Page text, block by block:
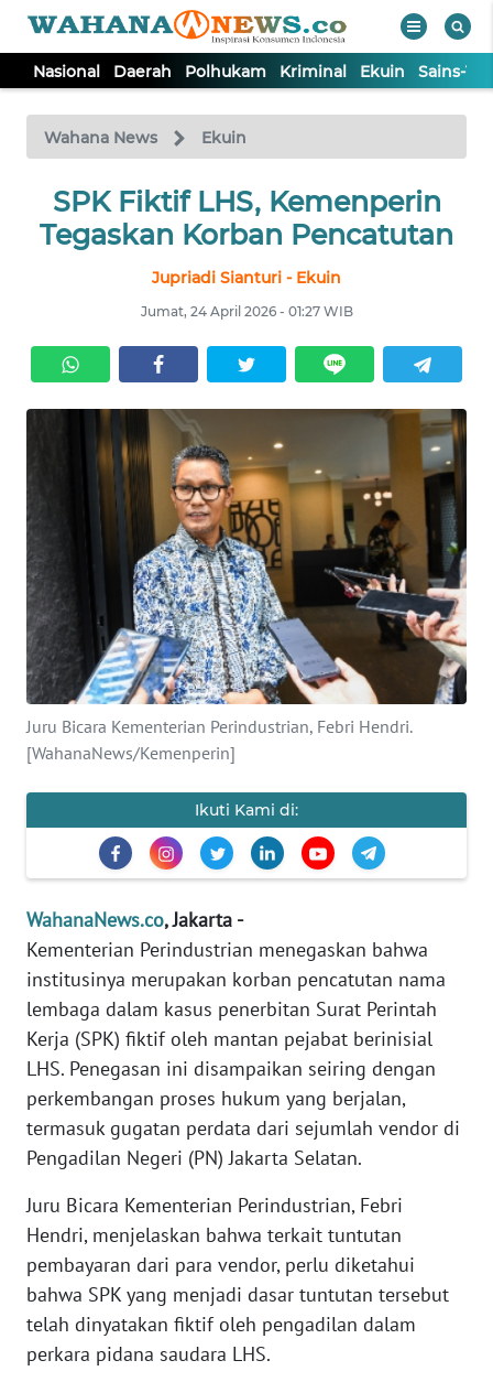
Nasional Daerah Polhukam Kriminal Ekuin Sains-
Wahana News Ekuin
SPK Fiktif LHS, Kemenperin
Tegaskan Korban Pencatutan
Jupriadi Sianturi - Ekuin
Jumat, 24 April 2026 - 01:27 WIB
Juru Bicara Kementerian Perindustrian, Febri Hendri.
[WahanaNews/Kemenperin]
Ikuti Kami di:
WahanaNews.co, Jakarta -
Kementerian Perindustrian menegaskan bahwa
institusinya merupakan korban pencatutan nama
lembaga dalam kasus penerbitan Surat Perintah
Kerja (SPK) fiktif oleh mantan pejabat berinisial
LHS. Penegasan ini disampaikan seiring dengan
perkembangan proses hukum yang berjalan,
termasuk gugatan perdata dari sejumlah vendor di
Pengadilan Negeri (PN) Jakarta Selatan.
Juru Bicara Kementerian Perindustrian, Febri
Hendri, menjelaskan bahwa terkait tuntutan
pembayaran dari para vendor, perlu diketahui
bahwa SPK yang menjadi dasar tuntutan tersebut
telah dinyatakan fiktif oleh pengadilan dalam
perkara pidana saudara LHS.
TV
Tutup
NASIONAL
KRIMINAL
SAINS-TEKNO
KESEHATAN
INTERNASIONAL
SERBA-SERBI
PENDIDIKAN
OPINI
EDITORIAL
INDEKS
BERITA
KONTAK
KAMI
INFO
IKLAN
TENTANG
PEDOMAN